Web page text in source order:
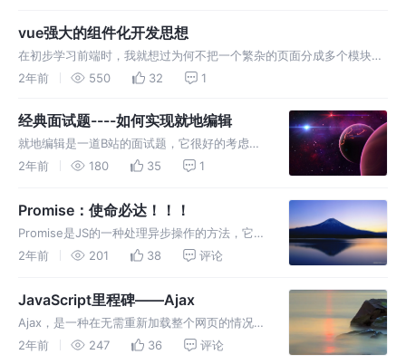
并且可以在模板中使用。
vue强大的组件化开发思想
在初步学习前端时，我就想过为何不把一个繁杂的页面分成多个模块来
开发，这样不就会方便很多吗？而这就是vue中的核心开发思想之一---
2年前 550 32 1
经典面试题----如何实现就地编辑
就地编辑是一道B站的面试题，它很好的考虑了
用户的交互体验，即：平时为文本状态，当
辑状态，而点击别处时就会退出编辑状态并保存
2年前 180 35 1
Promise：使命必达！！！
Promise是JS的一种处理异步操作的方法，它提
供了一种更优雅、更易于管理的方式来处理异步
2年前 201 38 评论
JavaScript里程碑——Ajax
Ajax，是一种在无需重新加载整个网页的情况
下，能够更新部分网页内容的技术。Ajax使得网
2年前 247 36 评论